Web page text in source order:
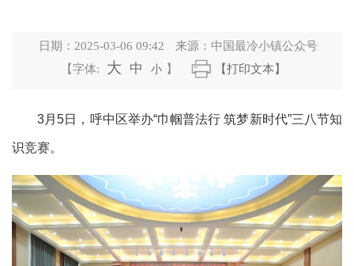
日期： 2025-03-06 09:42 来源： 中国最冷小镇公众号
【字体:
大 中 小 】 【打印文本】
3月5日，呼中区举办“巾帼普法行 筑梦新时代”三八节知
识竞赛。